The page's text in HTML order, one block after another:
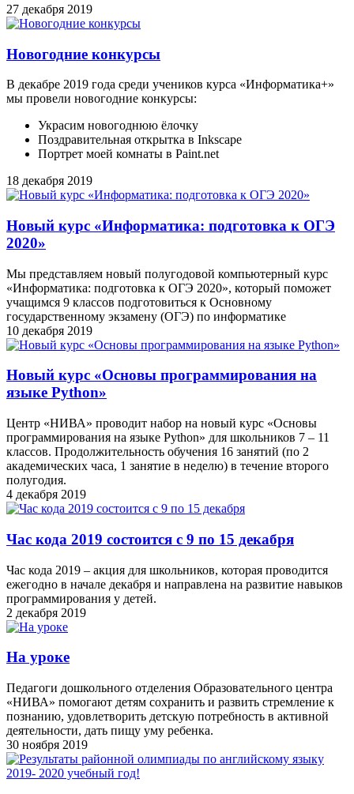
27 декабря 2019
Новогодние конкурсы
В декабре 2019 года среди учеников курса «Информатика+»
мы провели новогодние конкурсы:
Украсим новогоднюю ёлочку
Поздравительная открытка в Inkscape
Портрет моей комнаты в Paint.net
18 декабря 2019
Новый курс «Информатика: подготовка к ОГЭ
2020»
Мы представляем новый полугодовой компьютерный курс
«Информатика: подготовка к ОГЭ 2020», который поможет
учащимся 9 классов подготовиться к Основному
государственному экзамену (ОГЭ) по информатике
10 декабря 2019
Новый курс «Основы программирования на
языке Python»
Центр «НИВА» проводит набор на новый курс «Основы
программирования на языке Python» для школьников 7 – 11
классов. Продолжительность обучения 16 занятий (по 2
академических часа, 1 занятие в неделю) в течение второго
полугодия.
4 декабря 2019
Час кода 2019 состоится с 9 по 15 декабря
Час кода 2019 – акция для школьников, которая проводится
ежегодно в начале декабря и направлена на развитие навыков
программирования у детей.
2 декабря 2019
На уроке
Педагоги дошкольного отделения Образовательного центра
«НИВА» помогают детям сохранить и развить стремление к
познанию, удовлетворить детскую потребность в активной
деятельности, дать пищу уму ребенка.
30 ноября 2019